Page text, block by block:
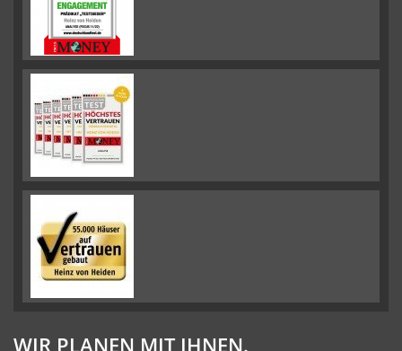
WIR PLANEN MIT IHNEN.